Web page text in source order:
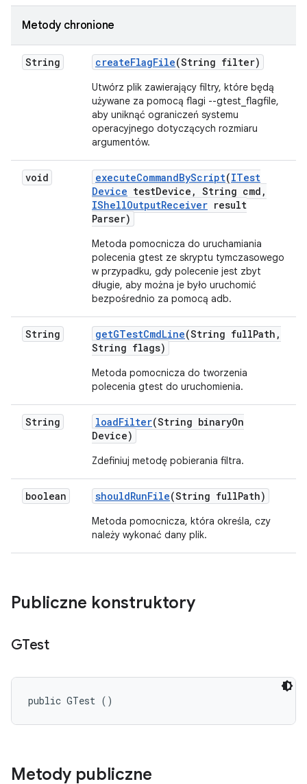
Metody chronione
String createFlagFile(String filter)
Utwórz plik zawierający filtry, które będą
używane za pomocą flagi --gtest_flagfile,
aby uniknąć ograniczeń systemu
operacyjnego dotyczących rozmiaru
argumentów.
void executeCommandByScript(ITest
Device testDevice , String cmd ,
IShellOutputReceiver result
Parser)
Metoda pomocnicza do uruchamiania
polecenia gtest ze skryptu tymczasowego
w przypadku, gdy polecenie jest zbyt
długie, aby można je było uruchomić
bezpośrednio za pomocą adb.
String getGTestCmdLine(String fullPath ,
String flags)
Metoda pomocnicza do tworzenia
polecenia gtest do uruchomienia.
String loadFilter(String binaryOn
Device)
Zdefiniuj metodę pobierania filtra.
boolean shouldRunFile(String fullPath)
Metoda pomocnicza, która określa, czy
należy wykonać dany plik.
Publiczne konstruktory
GTest
public GTest ()
Metody publiczne